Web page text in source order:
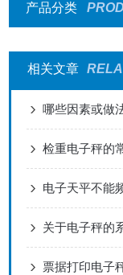
产品分类
相关文章
检重电子秤的
电子天平不能
关于电子秤的